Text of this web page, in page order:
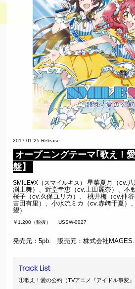
2017.01.25 Release
オープニングテーマ｢歌え！
盤】
SMILE♥X（スマイルキス）星菜夏⽉（cv.
渕上舞）、近堂幸恵（cv.上⽥麗奈）、不
桜子（cv.久保ユリカ）、 桃井梅（cv.仲
吉⽥有⾥）、⼩水流ミカ（cv.⾚﨑千夏）
望）
￥1,200（税抜） USSW-0027
発売元：5pb. 販売元：株式会社MAGES.
Track List
①歌え！愛の公約（TVアニメ『アイドル事変